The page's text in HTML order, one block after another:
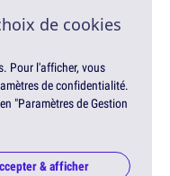
de cookies
Pour l'afficher, vous
de confidentialité.
"Paramètres de Gestion
& afficher